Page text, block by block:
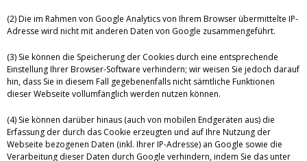
(2) Die im Rahmen von Google Analytics von Ihrem Browser übermittelte IP-
Adresse wird nicht mit anderen Daten von Google zusammengeführt.
(3) Sie können die Speicherung der Cookies durch eine entsprechende
Einstellung Ihrer Browser-Software verhindern; wir weisen Sie jedoch darauf
hin, dass Sie in diesem Fall gegebenenfalls nicht sämtliche Funktionen
dieser Webseite vollumfänglich werden nutzen können.
(4) Sie können darüber hinaus (auch von mobilen Endgeräten aus) die
Erfassung der durch das Cookie erzeugten und auf Ihre Nutzung der
Webseite bezogenen Daten (inkl. Ihrer IP-Adresse) an Google sowie die
Verarbeitung dieser Daten durch Google verhindern, indem Sie das unter